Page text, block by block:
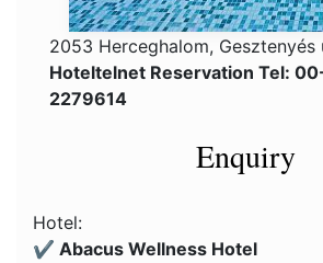
2053 Herceghalom, Gesztenyés
Hoteltelnet Reservation Tel:
2279614
Enquiry
Hotel:
✔️ Abacus Wellness Hotel